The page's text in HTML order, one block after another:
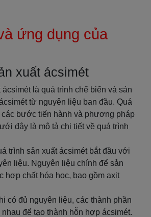
ứng dụng của
xuất ácsimét
ácsimét là quá trình chế biến và sản
từ nguyên liệu ban đầu. Quá
các bước tiến hành và phương pháp
đây là mô tả chi tiết về quá trình
trình sản xuất ácsimét bắt đầu với
liệu. Nguyên liệu chính để sản
hợp chất hóa học, bao gồm axit
có đủ nguyên liệu, các thành phần
để tạo thành hỗn hợp ácsimét.